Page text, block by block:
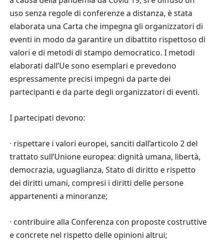
uso senza regole di conferenze a distanza, èstata
elaborata una Carta che impegna gli organizzatori di
eventi in modo da garantire un dibattito rispettoso di
valori e di metodi di stampo democratico. I metodi
elaborati dall’Ue sono esemplari e prevedono
espressamente precisi impegni da parte dei
partecipanti e da parte degli organizzatori di eventi.
I partecipati devono:
· rispettare i valori europei, sanciti dall’articolo 2 del
trattato sull’Unione europea: dignità umana, libertà,
democrazia, uguaglianza, Stato di diritto e rispetto
dei diritti umani, compresi i diritti delle persone
appartenenti a minoranze;
· contribuire alla Conferenza con proposte costruttive
e concrete nel rispetto delle opinioni altrui;